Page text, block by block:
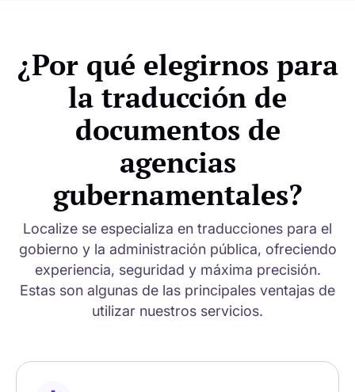
¿Por qué elegirnos para
la traducción de
documentos de
agencias
gubernamentales?
Localize se especializa en traducciones para el
gobierno y la administración pública, ofreciendo
experiencia, seguridad y máxima precisión.
Estas son algunas de las principales ventajas de
utilizar nuestros servicios.